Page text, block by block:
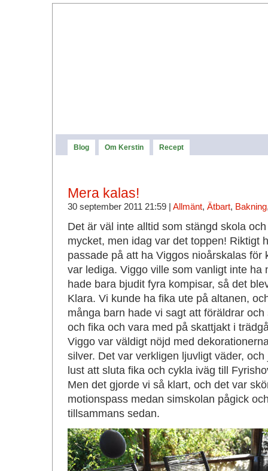
Blog Om Kerstin Recept
Mera kalas!
30 september 2011 21:59 | Allmänt, Ätbart, Bakning
Det är väl inte alltid som stängd skola
mycket, men idag var det toppen! Riktigt
passade på att ha Viggos nioårskalas för
var lediga. Viggo ville som vanligt inte ha
hade bara bjudit fyra kompisar, så det
Klara. Vi kunde ha fika ute på altanen,
många barn hade vi sagt att föräldrar
och fika och vara med på skattjakt i
Viggo var väldigt nöjd med
silver. Det var verkligen ljuvligt väder,
lust att sluta fika och cykla iväg till
Men det gjorde vi så klart, och det var
motionspass medan simskolan pågick
tillsammans sedan.